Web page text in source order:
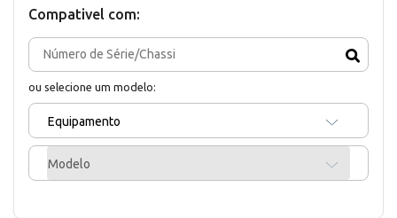
Compativel com:
ou selecione um modelo:
Equipamento
Modelo